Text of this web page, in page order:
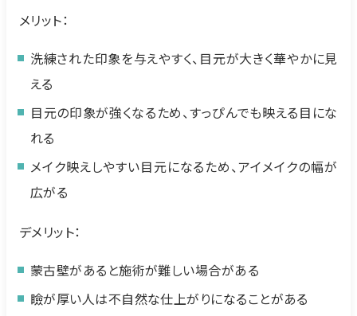
メリット：
洗練された印象を与えやすく、目元が大きく華やかに見
える
目元の印象が強くなるため、すっぴんでも映える目にな
れる
メイク映えしやすい目元になるため、アイメイクの幅が
広がる
デメリット：
蒙古壁があると施術が難しい場合がある
瞼が厚い人は不自然な仕上がりになることがある